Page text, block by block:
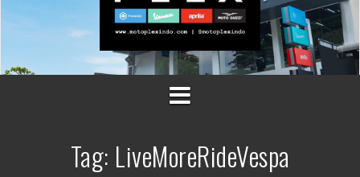
Tag: LiveMoreRideVespa